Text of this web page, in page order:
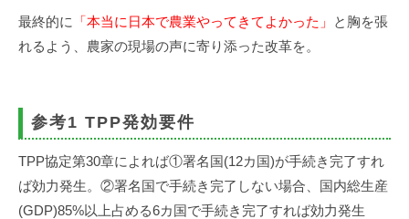
最終的に 「本当に日本で農業やってきてよかった」
と胸を張
れるよう、農家の現場の声に寄り添った改革を。
参考1 TPP発効要件
TPP協定第30章によれば①署名国(12カ国)が手続き完了すれ
ば効力発生。②署名国で手続き完了しない場合、国内総生産
(GDP)85%以上占める6カ国で手続き完了すれば効力発生